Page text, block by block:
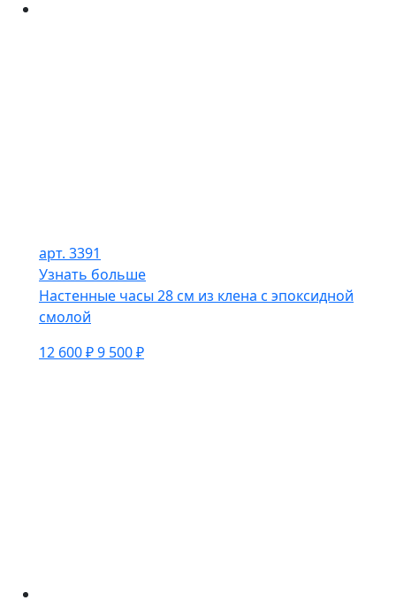
арт. 3391
Узнать больше
Настенные часы 28 см из клена с эпоксидной
смолой
12 600 ₽9 500 ₽